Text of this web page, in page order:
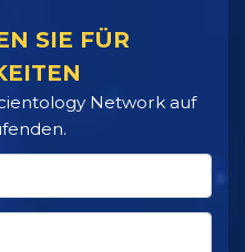
SIE FÜR
Network auf